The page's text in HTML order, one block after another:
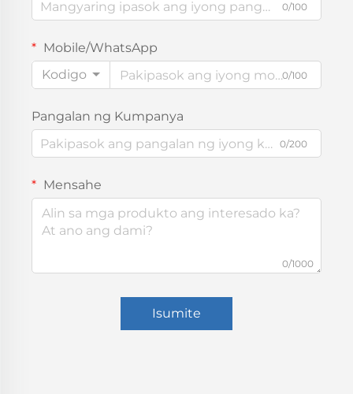
0/100
Mobile/WhatsApp
Kodigo
0/100
Pangalan ng Kumpanya
0/200
Mensahe
0/1000
Isumite